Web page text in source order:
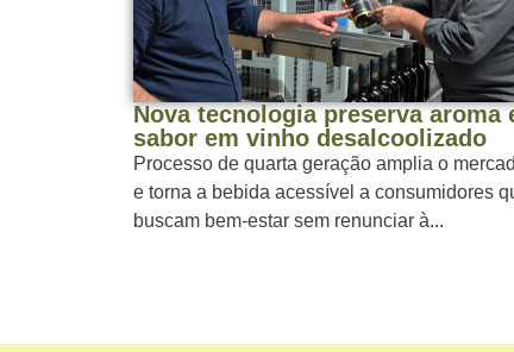
Nova tecnologia preserva aroma
sabor em vinho desalcoolizado
Processo de quarta geração amplia o
e torna a bebida acessível a consumidores
buscam bem-estar sem renunciar à...